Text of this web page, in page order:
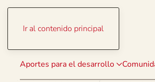
Ir al contenido principal
Aportes para el desarrollo